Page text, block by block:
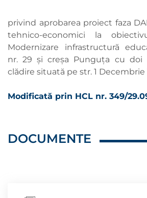
privind aprobarea proiect faza
tehnico-economici la
Modernizare infrastructură
nr. 29 și creșa Punguța cu doi
clădire situată pe str. 1 Decembrie
Modificată prin HCL nr. 349/
DOCUMENTE